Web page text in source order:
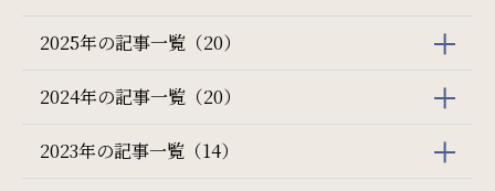
2025年の記事一覧（20）
2024年の記事一覧（20）
2023年の記事一覧（14）